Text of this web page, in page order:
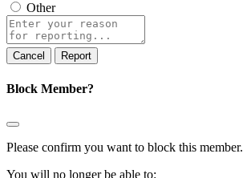
Other
Report
note
Report
Block Member?
Please confirm you want to block this member.
You will no longer be able to: